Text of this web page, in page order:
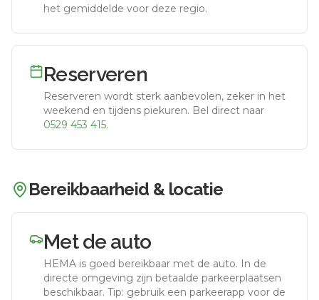
het gemiddelde voor deze regio.
Reserveren
Reserveren wordt sterk aanbevolen, zeker in het
weekend en tijdens piekuren. Bel direct naar
0529 453 415.
Bereikbaarheid & locatie
Met de auto
HEMA is goed bereikbaar met de auto. In de
directe omgeving zijn betaalde parkeerplaatsen
beschikbaar. Tip: gebruik een parkeerapp voor de